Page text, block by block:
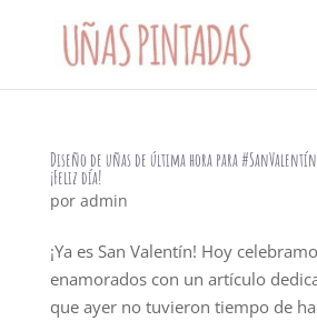
Diseño de uñas de última hora para
¡Feliz día!
por admin
¡Ya es San Valentín! Hoy
enamorados con un artículo
que ayer no tuvieron tiempo de